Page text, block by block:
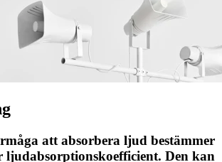
att absorbera ljud bestämmer
ljudabsorptionskoefficient. Den kan